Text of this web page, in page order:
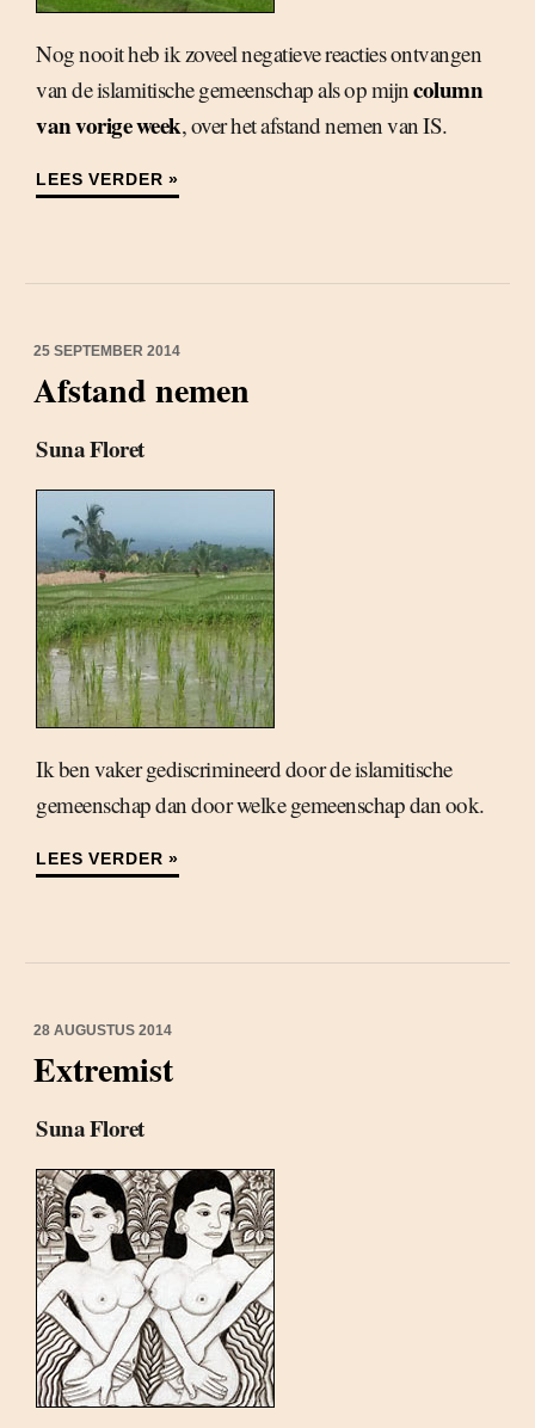
Nog nooit heb ik zoveel negatieve reacties ontvangen
van de islamitische gemeenschap als op mijncolumn
van vorige week, over het afstand nemen van IS.
LEES VERDER »
25 SEPTEMBER 2014
Afstand nemen
Suna Floret
Ik ben vaker gediscrimineerd door de islamitische
gemeenschap dan door welke gemeenschap dan ook.
LEES VERDER »
28 AUGUSTUS 2014
Extremist
Suna Floret